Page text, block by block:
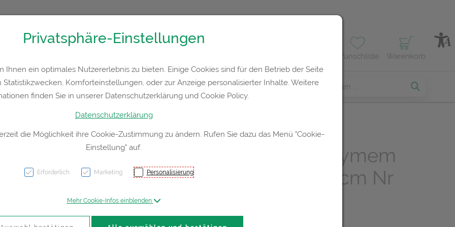
Wunschliste Warenkorb
Hautpflege Familie Nahrungsergänzung Diverses
Wundauflagen Polymem
Non Adhesive 8x 8cm Nr
Privatsphäre-Einstellungen
Ihnen ein optimales Nutzererlebnis zu bieten. Einige Cookies sind für den Betrieb der Seite
Komforteinstellungen, oder zur Anzeige personalisierter Inhalte. Weitere
finden Sie in unserer Datenschutzerklärung und Cookie Policy.
Datenschutzerklärung
die Möglichkeit ihre Cookie-Zustimmung zu ändern. Rufen Sie dazu das Menü "Cookie-
Einstellung" auf.
Erforderlich Marketing Personalisierung
Mehr Cookie-Infos einblenden